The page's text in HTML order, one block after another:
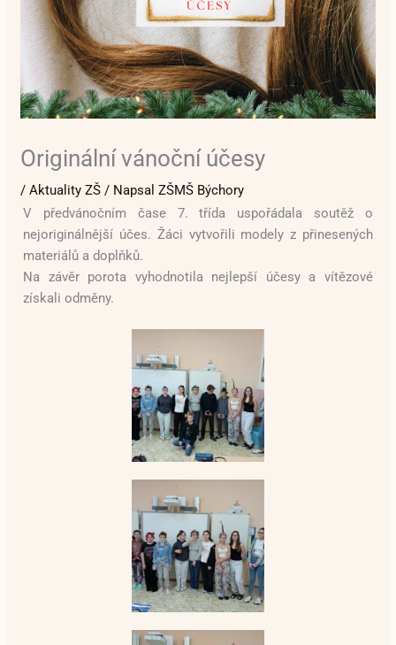
Originální vánoční účesy
/Aktuality ZŠ / NapsalZŠMŠ Býchory
V předvánočním čase 7. třída uspořádala soutěž o
nejoriginálnější účes. Žáci vytvořili modely z přinesených
materiálů a doplňků.
Na závěr porota vyhodnotila nejlepší účesy a vítězové
získali odměny.